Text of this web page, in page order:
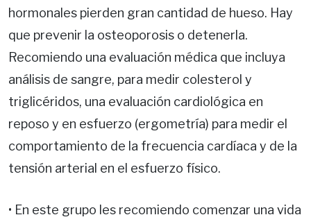
hormonales pierden gran cantidad de hueso. Hay
que prevenir la osteoporosis o detenerla.
Recomiendo una evaluación médica que incluya
análisis de sangre, para medir colesterol y
triglicéridos, una evaluación cardiológica en
reposo y en esfuerzo (ergometría) para medir el
comportamiento de la frecuencia cardíaca y de la
tensión arterial en el esfuerzo físico.
• En este grupo les recomiendo comenzar una vida